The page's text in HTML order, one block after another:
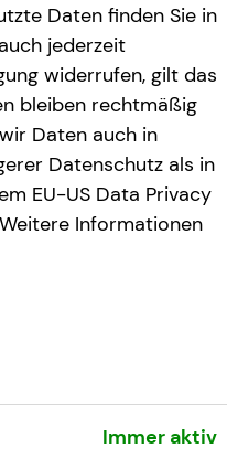
Daten finden Sie in
jederzeit
widerrufen, gilt das
bleiben rechtmäßig
Daten auch in
Datenschutz als in
EU-US Data Privacy
Informationen
Immer aktiv